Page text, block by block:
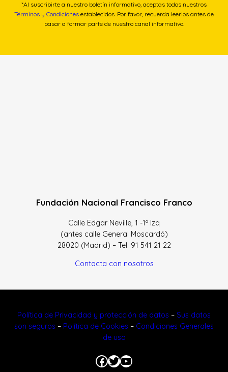
*Al suscribirte a nuestro boletín informativo, aceptas todos nuestros
Términos y Condiciones establecidos. Por favor, recuerda leerlos antes de
pasar a formar parte de nuestro canal informativo.
Fundación Nacional Francisco Franco
Calle Edgar Neville, 1 -1º Izq
(antes calle General Moscardó)
28020 (Madrid) – Tel. 91 541 21 22
Contacta con nosotros
Política de Privacidad y protección de datos – Sus datos
son seguros – Política de Cookies – Condiciones Generales
de uso
Facebook
Twitter
YouTube